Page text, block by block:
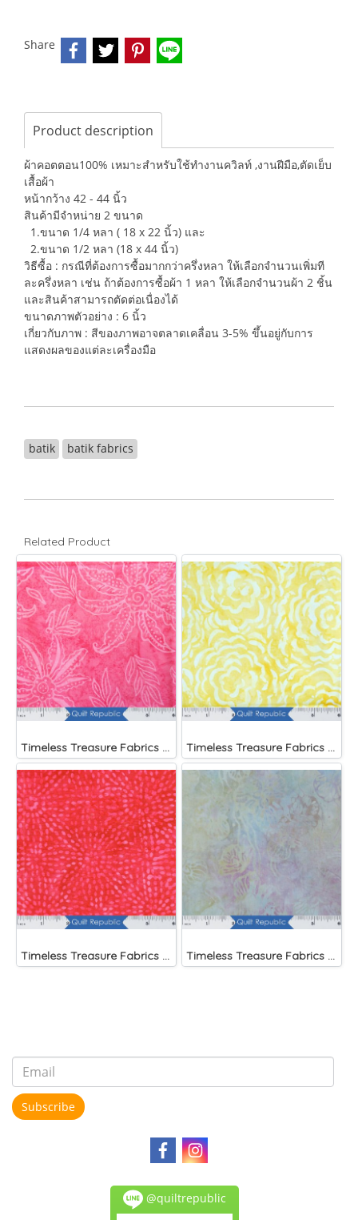
Share
Product description
ผ้าคอตตอน100% เหมาะสำหรับใช้ทำงานควิลท์ ,งานฝีมือ,ตัดเย็บ
เสื้อผ้า
หน้ากว้าง 42 - 44 นิ้ว
สินค้ามีจำหน่าย 2 ขนาด
1.ขนาด 1/4 หลา ( 18 x 22 นิ้ว) และ
2.ขนาด 1/2 หลา (18 x 44 นิ้ว)
วิธีซื้อ : กรณีที่ต้องการซื้อมากกว่าครึ่งหลา ให้เลือกจำนวนเพิ่มที
ละครึ่งหลา เช่น ถ้าต้องการซื้อผ้า 1 หลา ให้เลือกจำนวนผ้า 2 ชิ้น
และสินค้าสามารถตัดต่อเนื่องได้
ขนาดภาพตัวอย่าง : 6 นิ้ว
เกี่ยวกับภาพ : สีของภาพอาจตลาดเคลื่อน 3-5% ขึ้นอยู่กับการ
แสดงผลของแต่ละเครื่องมือ
batik batik fabrics
Related Product
Timeless Treasure Fabrics Tonga Batiks Splash Brightside Pink Scalloped Flower Timeless Treasure Fabrics Tonga Batiks Splash Brightside Large Roses Sun
Timeless Treasure Fabrics Tonga Batiks Liberty Fireworks Stripes Timeless Treasure Fabrics Tonga Batiks Mariposa Celular Tropical Flowers Mist)
Subscribe
@quiltrepublic